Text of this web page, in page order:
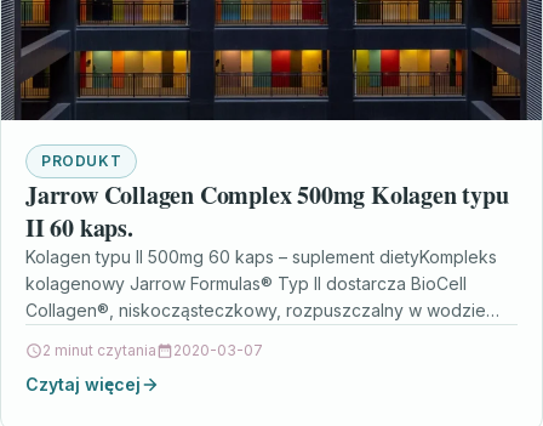
PRODUKT
Jarrow Collagen Complex 500mg Kolagen typu
II 60 kaps.
Kolagen typu II 500mg 60 kaps – suplement dietyKompleks
kolagenowy Jarrow Formulas® Typ II dostarcza BioCell
Collagen®, niskocząsteczkowy, rozpuszczalny w wodzie
2 minut czytania 2020-03-07
Czytaj więcej